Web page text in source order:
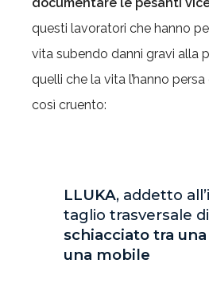
documentare le pesanti
questi lavoratori che hanno
vita subendo danni gravi alla
quelli che la vita l’hanno
così cruento:
LLUKA, addetto
taglio trasversale
schiacciato tra
una mobile